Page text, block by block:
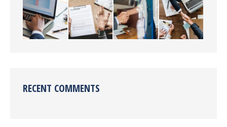
RECENT COMMENTS